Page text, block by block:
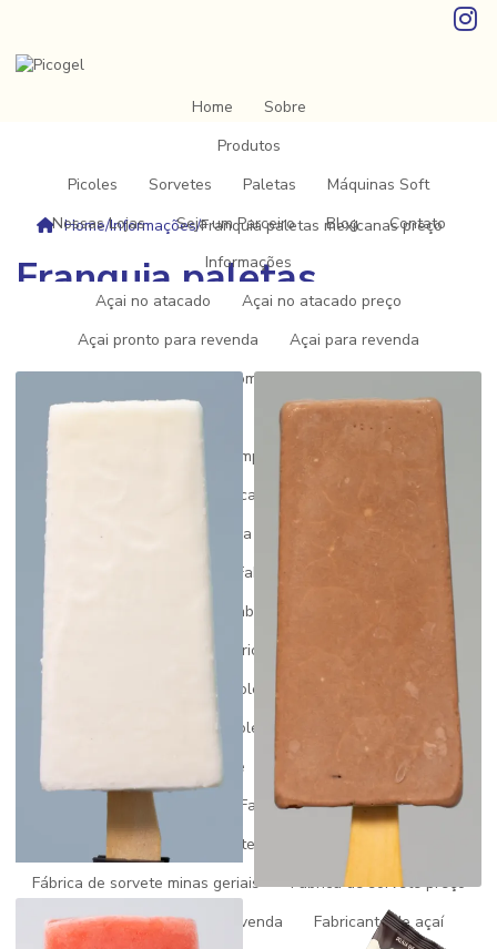
Home
Sobre
Produtos
Picoles
Sorvetes Paletas
Máquinas Soft
Nossas Lojas
Seja um Parceiro Blog
Contato
Informações
Açai no atacado
Açai no atacado preço
Açai pronto para revenda
Açai para revenda
Açai para vender
Comprar açaí para revender
Distribuidor de picole
Empresa de gelatos
Empresa de sorvete e picolés
Fabrica de açai em minas gerais
Fabrica de açai para revenda
Fabrica de açai a venda
Fabrica de gelato italiano
Fabrica de picole artesanal
Fabrica de picole paleta mexicana
Fabrica de picole perto de mim
Fabrica de picole para revenda
Fabrica de picole e sorvete
Fabrica de picole venda
Fábrica de sorvete
Fabrica de sorvete gelato
Fabrica de sorvete em minas gerais
Fábrica de sorvete minas geriais
Fabrica de sorvete preço
Fábrica de sorvete para revenda
Fabricante de açaí
Home/Informações/Franquia paletas mexicanas preço
Franquia paletas
mexicanas preço